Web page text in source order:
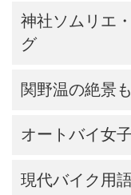
神社ソムリエ
グ
関野温の絶景
オートバイ女
現代バイク用